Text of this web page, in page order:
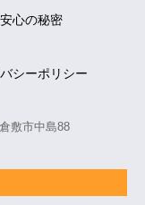
心の秘密
シーポリシー
敷市中島88